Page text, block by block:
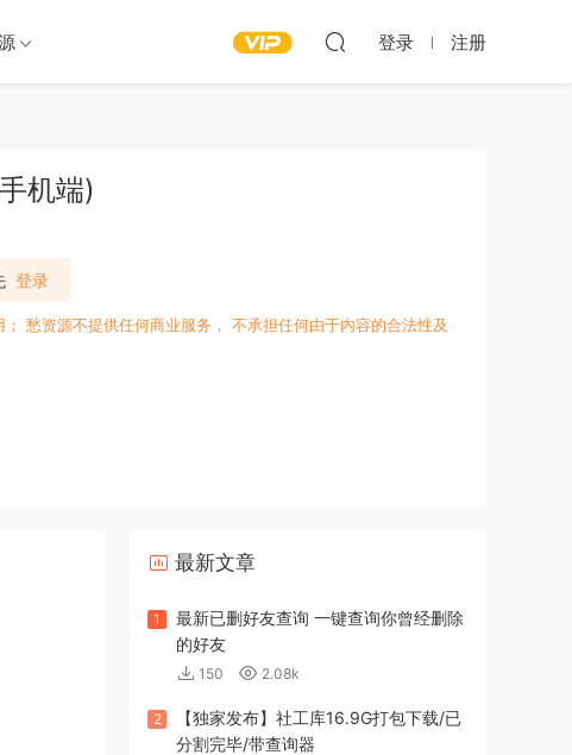
登录 注册
机端)
登录
愁资源不提供任何商业服务， 不承担任何由于内容的合法性及
最新文章
1
最新已删好友查询 一键查询你曾经删除
的好友
150 2.08k
2
【独家发布】社工库16.9G打包下载/已
分割完毕/带查询器